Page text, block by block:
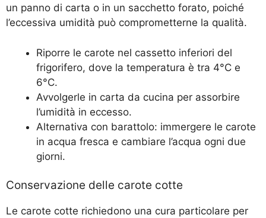
un panno di carta o in un sacchetto forato, poiché
l’eccessiva umidità può comprometterne la qualità.
Riporre le carote nel cassetto inferiori del
frigorifero, dove la temperatura è tra 4°C e
6°C.
Avvolgerle in carta da cucina per assorbire
l’umidità in eccesso.
Alternativa con barattolo: immergere le carote
in acqua fresca e cambiare l’acqua ogni due
giorni.
Conservazione delle carote cotte
Le carote cotte richiedono una cura particolare per